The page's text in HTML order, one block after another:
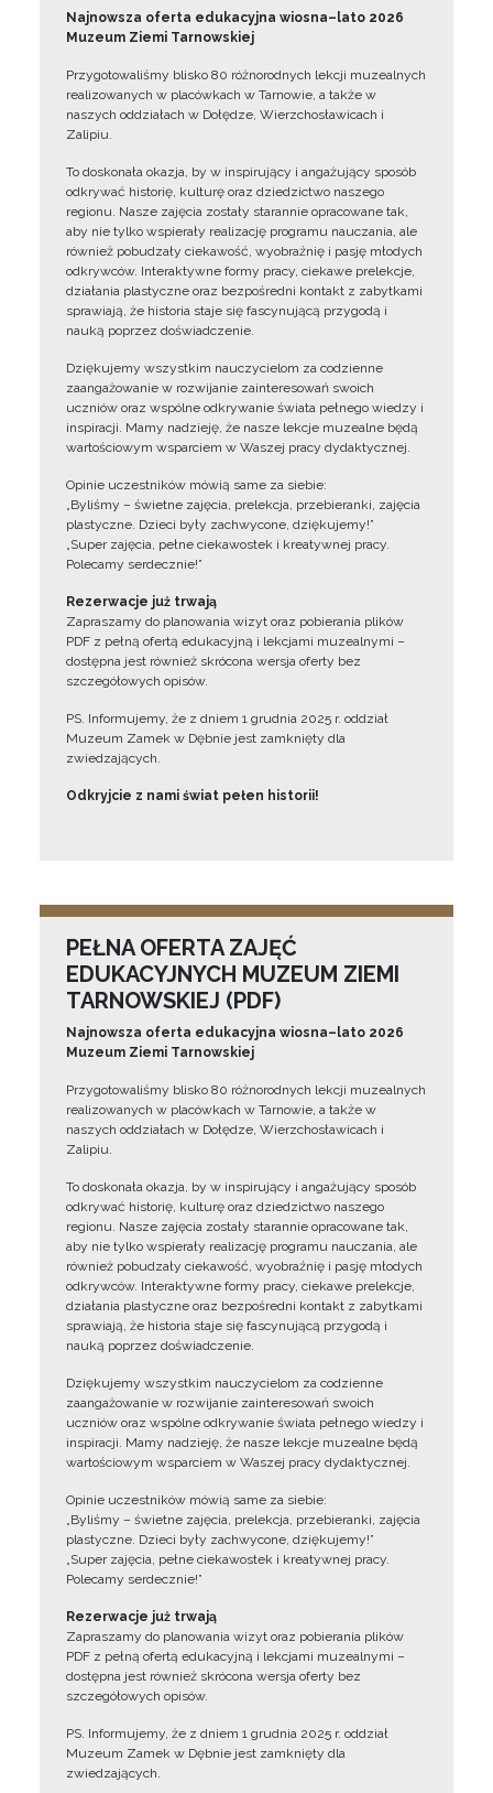
Najnowsza oferta edukacyjna wiosna–lato 2026
Muzeum Ziemi Tarnowskiej
Przygotowaliśmy blisko 80 różnorodnych lekcji muzealnych
realizowanych w placówkach w Tarnowie, a także w
naszych oddziałach w Dołędze, Wierzchosławicach i
Zalipiu.
To doskonała okazja, by w inspirujący i angażujący sposób
odkrywać historię, kulturę oraz dziedzictwo naszego
regionu. Nasze zajęcia zostały starannie opracowane tak,
aby nie tylko wspierały realizację programu nauczania, ale
również pobudzały ciekawość, wyobraźnię i pasję młodych
odkrywców. Interaktywne formy pracy, ciekawe prelekcje,
działania plastyczne oraz bezpośredni kontakt z zabytkami
sprawiają, że historia staje się fascynującą przygodą i
nauką poprzez doświadczenie.
Dziękujemy wszystkim nauczycielom za codzienne
zaangażowanie w rozwijanie zainteresowań swoich
uczniów oraz wspólne odkrywanie świata pełnego wiedzy i
inspiracji. Mamy nadzieję, że nasze lekcje muzealne będą
wartościowym wsparciem w Waszej pracy dydaktycznej.
Opinie uczestników mówią same za siebie:
„Byliśmy – świetne zajęcia, prelekcja, przebieranki, zajęcia
plastyczne. Dzieci były zachwycone, dziękujemy!”
„Super zajęcia, pełne ciekawostek i kreatywnej pracy.
Polecamy serdecznie!”
Rezerwacje już trwają
Zapraszamy do planowania wizyt oraz pobierania plików
PDF z pełną ofertą edukacyjną i lekcjami muzealnymi –
dostępna jest również skrócona wersja oferty bez
szczegółowych opisów.
PS. Informujemy, że z dniem 1 grudnia 2025 r. oddział
Muzeum Zamek w Dębnie jest zamknięty dla
zwiedzających.
Odkryjcie z nami świat pełen historii!
PEŁNA OFERTA ZAJĘĆ
EDUKACYJNYCH MUZEUM ZIEMI
TARNOWSKIEJ (PDF)
Najnowsza oferta edukacyjna wiosna–lato 2026
Muzeum Ziemi Tarnowskiej
Przygotowaliśmy blisko 80 różnorodnych lekcji muzealnych
realizowanych w placówkach w Tarnowie, a także w
naszych oddziałach w Dołędze, Wierzchosławicach i
Zalipiu.
To doskonała okazja, by w inspirujący i angażujący sposób
odkrywać historię, kulturę oraz dziedzictwo naszego
regionu. Nasze zajęcia zostały starannie opracowane tak,
aby nie tylko wspierały realizację programu nauczania, ale
również pobudzały ciekawość, wyobraźnię i pasję młodych
odkrywców. Interaktywne formy pracy, ciekawe prelekcje,
działania plastyczne oraz bezpośredni kontakt z zabytkami
sprawiają, że historia staje się fascynującą przygodą i
nauką poprzez doświadczenie.
Dziękujemy wszystkim nauczycielom za codzienne
zaangażowanie w rozwijanie zainteresowań swoich
uczniów oraz wspólne odkrywanie świata pełnego wiedzy i
inspiracji. Mamy nadzieję, że nasze lekcje muzealne będą
wartościowym wsparciem w Waszej pracy dydaktycznej.
Opinie uczestników mówią same za siebie:
„Byliśmy – świetne zajęcia, prelekcja, przebieranki, zajęcia
plastyczne. Dzieci były zachwycone, dziękujemy!”
„Super zajęcia, pełne ciekawostek i kreatywnej pracy.
Polecamy serdecznie!”
Rezerwacje już trwają
Zapraszamy do planowania wizyt oraz pobierania plików
PDF z pełną ofertą edukacyjną i lekcjami muzealnymi –
dostępna jest również skrócona wersja oferty bez
szczegółowych opisów.
PS. Informujemy, że z dniem 1 grudnia 2025 r. oddział
Muzeum Zamek w Dębnie jest zamknięty dla
zwiedzających.